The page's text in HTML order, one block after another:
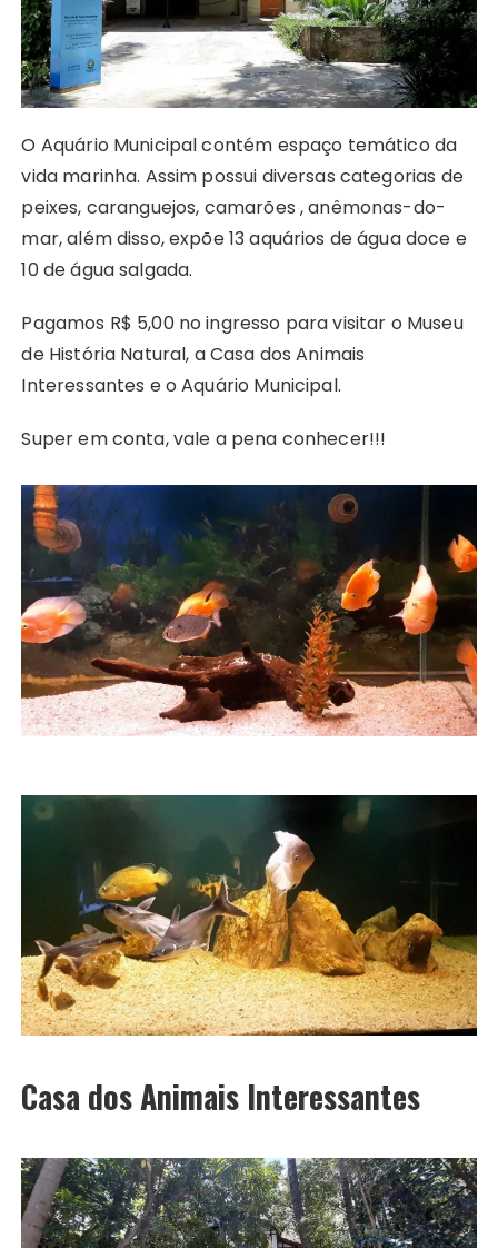
O Aquário Municipal contém espaço temático da
vida marinha. Assim possui diversas categorias de
peixes, caranguejos, camarões , anêmonas-do-
mar, além disso, expõe 13 aquários de água doce e
10 de água salgada.
Pagamos R$ 5,00 no ingresso para visitar o Museu
de História Natural, a Casa dos Animais
Interessantes e o Aquário Municipal.
Super em conta, vale a pena conhecer!!!
Casa dos Animais Interessantes